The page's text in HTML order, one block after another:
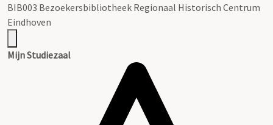
BIB003 Bezoekersbibliotheek Regionaal Historisch Centrum
Eindhoven
Mijn Studiezaal